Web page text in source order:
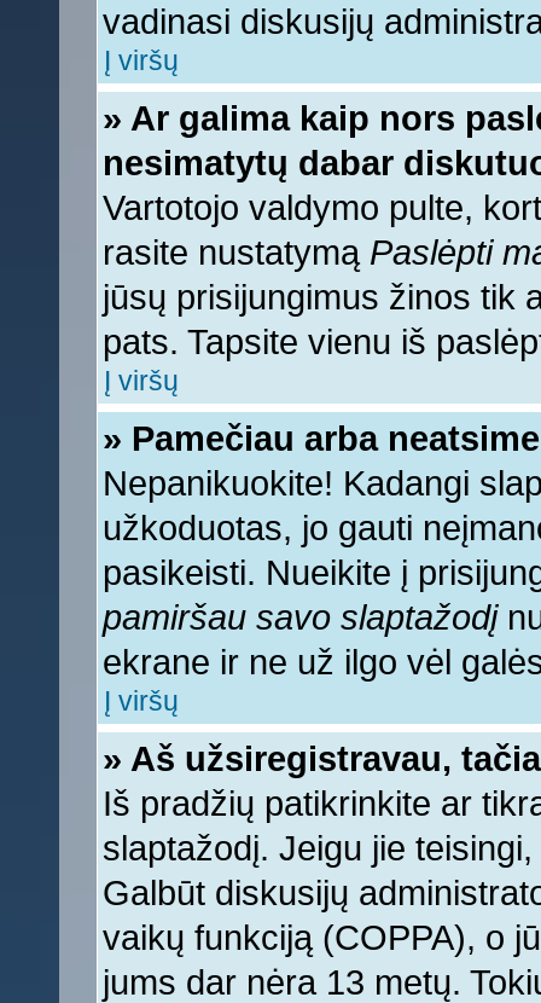
vadinasi diskusijų
Į viršų
» Ar galima kaip nors
nesimatytų dabar
Vartotojo valdymo pulte,
rasite nustatymą Paslėpti
jūsų prisijungimus žinos tik
pats. Tapsite vienu iš
Į viršų
» Pamečiau arba
Nepanikuokite! Kadangi
užkoduotas, jo gauti
pasikeisti. Nueikite į
pamiršau savo slaptažodį
ekrane ir ne už ilgo vėl
Į viršų
» Aš užsiregistravau,
Iš pradžių patikrinkite ar
slaptažodį. Jeigu jie
Galbūt diskusijų
vaikų funkciją (COPPA), o
jums dar nėra 13 metų.